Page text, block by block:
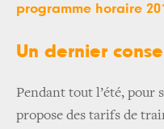
programme horaire
Un dernier
Pendant tout l’été, pour
propose des tarifs de